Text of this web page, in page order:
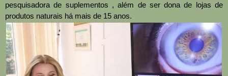
pesquisadora de suplementos , além de ser dona de lojas de
produtos naturais há mais de 15 anos.